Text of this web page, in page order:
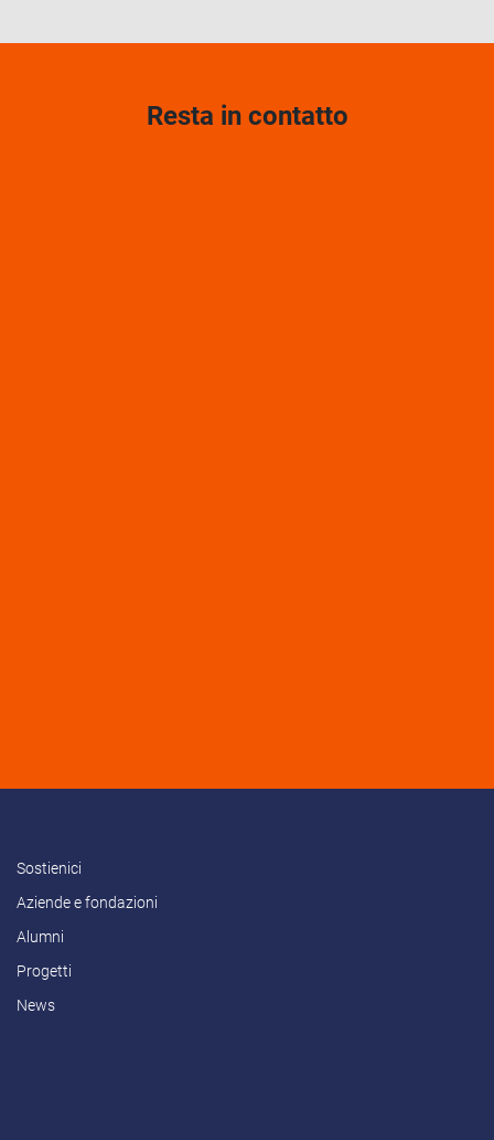
Resta in contatto
Sostienici
Aziende e fondazioni
Alumni
Progetti
News